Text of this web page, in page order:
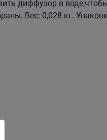
диффузор в
Вес: 0,028 кг.